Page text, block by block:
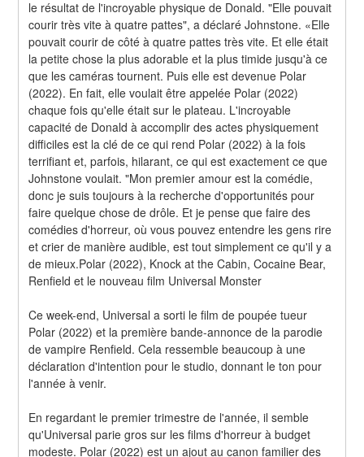
le résultat de l'incroyable physique de Donald. "Elle pouvait
courir très vite à quatre pattes", a déclaré Johnstone. «Elle
pouvait courir de côté à quatre pattes très vite. Et elle était
la petite chose la plus adorable et la plus timide jusqu'à ce
que les caméras tournent. Puis elle est devenue Polar
(2022). En fait, elle voulait être appelée Polar (2022)
chaque fois qu'elle était sur le plateau. L'incroyable
capacité de Donald à accomplir des actes physiquement
difficiles est la clé de ce qui rend Polar (2022) à la fois
terrifiant et, parfois, hilarant, ce qui est exactement ce que
Johnstone voulait. "Mon premier amour est la comédie,
donc je suis toujours à la recherche d'opportunités pour
faire quelque chose de drôle. Et je pense que faire des
comédies d'horreur, où vous pouvez entendre les gens rire
et crier de manière audible, est tout simplement ce qu'il y a
de mieux.Polar (2022), Knock at the Cabin, Cocaine Bear,
Renfield et le nouveau film Universal Monster
Ce week-end, Universal a sorti le film de poupée tueur
Polar (2022) et la première bande-annonce de la parodie
de vampire Renfield. Cela ressemble beaucoup à une
déclaration d'intention pour le studio, donnant le ton pour
l'année à venir.
En regardant le premier trimestre de l'année, il semble
qu'Universal parie gros sur les films d'horreur à budget
modeste. Polar (2022) est un ajout au canon familier des